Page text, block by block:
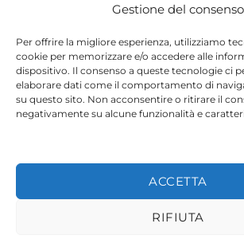
Gestione del consenso
Per offrire la migliore esperienza, utilizziamo
cookie per memorizzare e/o accedere alle
dispositivo. Il consenso a queste tecnologie ci
elaborare dati come il comportamento di
su questo sito. Non acconsentire o ritirare il
negativamente su alcune funzionalità e
ACCETTA
RIFIUTA
I Miei Ordini
Le mie informazioni
© 2026 TEENYVERSE